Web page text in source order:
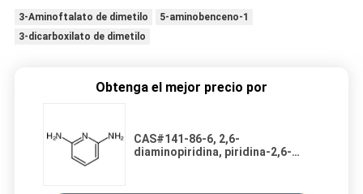
3-Aminoftalato de dimetilo
5-aminobenceno-1
3-dicarboxilato de dimetilo
Obtenga el mejor precio por
CAS#141-86-6, 2,6-
diaminopiridina, piridina-2,6-